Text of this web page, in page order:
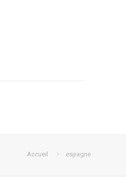
Accueil espagne